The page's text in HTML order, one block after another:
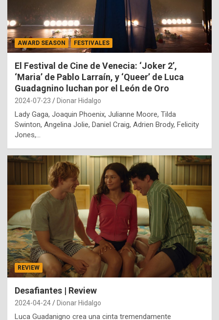
AWARD SEASON FESTIVALES
El Festival de Cine de Venecia: ‘Joker 2’,
‘Maria’ de Pablo Larraín, y ‘Queer’ de Luca
Guadagnino luchan por el León de Oro
2024-07-23 Dionar Hidalgo
Lady Gaga, Joaquin Phoenix, Julianne Moore, Tilda
Swinton, Angelina Jolie, Daniel Craig, Adrien Brody, Felicity
Jones,…
REVIEW
Desafiantes | Review
2024-04-24 Dionar Hidalgo
Luca Guadanigno crea una cinta tremendamente